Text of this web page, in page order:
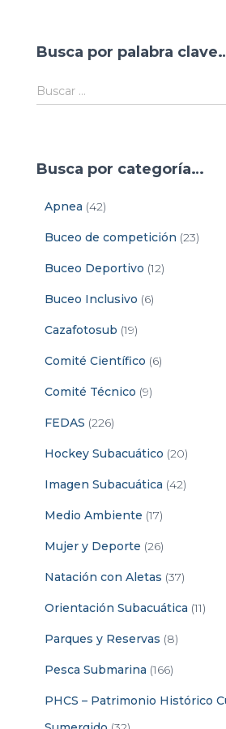
Busca por palabra
Buscar …
Busca por categoría…
Apnea (42)
Buceo de competición (23)
Buceo Deportivo (12)
Buceo Inclusivo (6)
Cazafotosub (19)
Comité Científico (6)
Comité Técnico (9)
FEDAS (226)
Hockey Subacuático (20)
Imagen Subacuática (42)
Medio Ambiente (17)
Mujer y Deporte (26)
Natación con Aletas (37)
Orientación Subacuática (11)
Parques y Reservas (8)
Pesca Submarina (166)
PHCS – Patrimonio Histórico